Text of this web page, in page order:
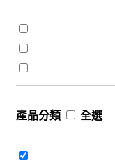
產品分類 全選